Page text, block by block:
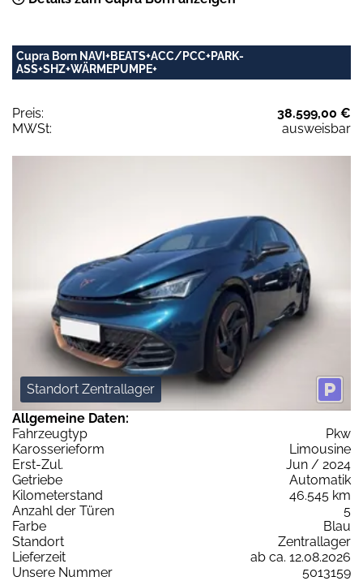
Cupra Born NAVI+BEATS+ACC/PCC+PARK-
ASS+SHZ+WÄRMEPUMPE+
Preis:
38.599,00 €
MWSt:
ausweisbar
Standort Zentrallager
Allgemeine Daten:
Fahrzeugtyp
Pkw
Karosserieform
Limousine
Erst-Zul.
Jun / 2024
Getriebe
Automatik
Kilometerstand
46.545 km
Anzahl der Türen
5
Farbe
Blau
Standort
Zentrallager
Lieferzeit
ab ca. 12.08.2026
Unsere Nummer
5013159